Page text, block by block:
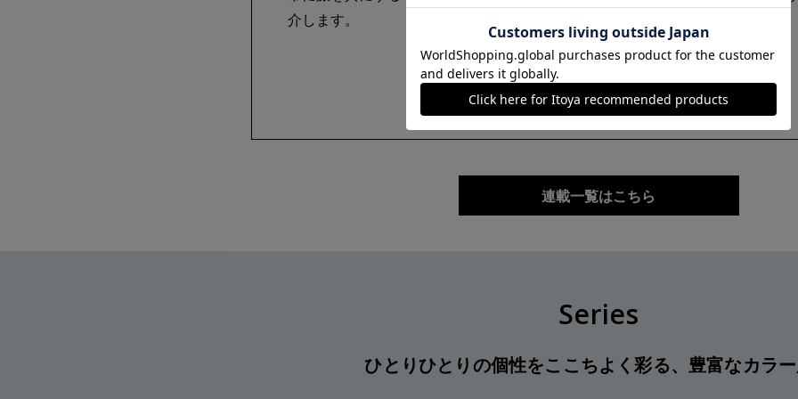
介します。
#30 続きはこちら
連載一覧はこちら
Series
ひとりひとりの個性をここちよく彩る、豊富なカラ